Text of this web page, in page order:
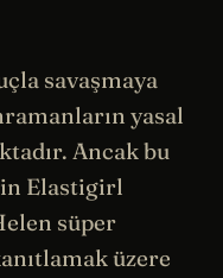
savaşmaya
yasal
Ancak bu
Elastigirl
süper
üzere